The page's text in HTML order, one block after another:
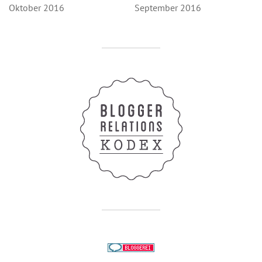
Oktober 2016
September 2016